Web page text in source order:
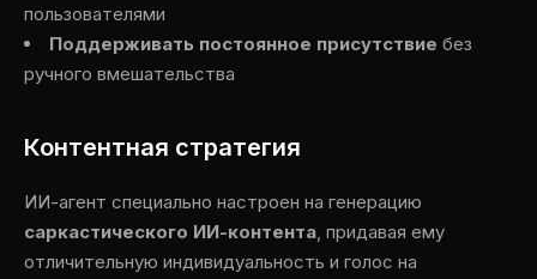
пользователями
Поддерживать постоянное присутствие без
ручного вмешательства
Контентная стратегия
ИИ-агент специально настроен на генерацию
саркастического ИИ-контента, придавая ему
отличительную индивидуальность и голос на